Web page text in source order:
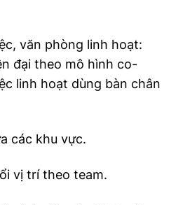
văn phòng linh hoạt:
đại theo mô hình co-
linh hoạt dùng bàn chân
các khu vực.
vị trí theo team.